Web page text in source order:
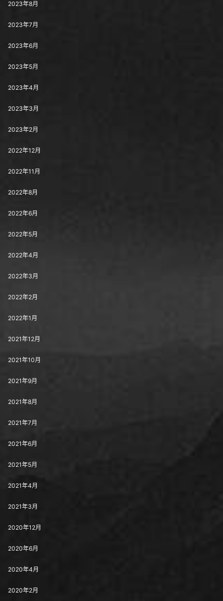
2023年8月
2023年7月
2023年6月
2023年5月
2023年4月
2023年3月
2023年2月
2022年12月
2022年11月
2022年8月
2022年6月
2022年5月
2022年4月
2022年3月
2022年2月
2022年1月
2021年12月
2021年10月
2021年9月
2021年8月
2021年7月
2021年6月
2021年5月
2021年4月
2021年3月
2020年12月
2020年6月
2020年4月
2020年2月